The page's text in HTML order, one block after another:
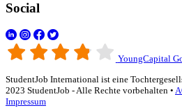
Social
YoungCapital
StudentJob International ist eine
2023 StudentJob - Alle Rechte vorbehalten •
Impressum